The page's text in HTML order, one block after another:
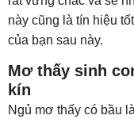
này cũng là tín hiệu
của bạn sau này.
Mơ thấy sinh
kín
Ngủ mơ thấy có bầu